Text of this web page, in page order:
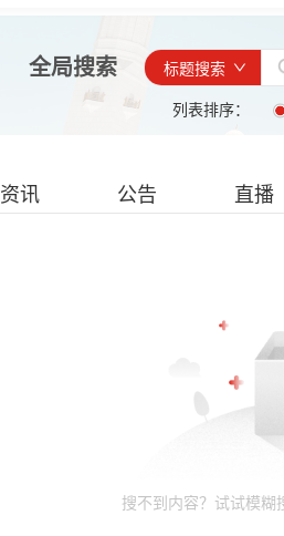
全局搜索
标题搜索
列表排序：
资讯 公告 直播
搜不到内容？试试模糊